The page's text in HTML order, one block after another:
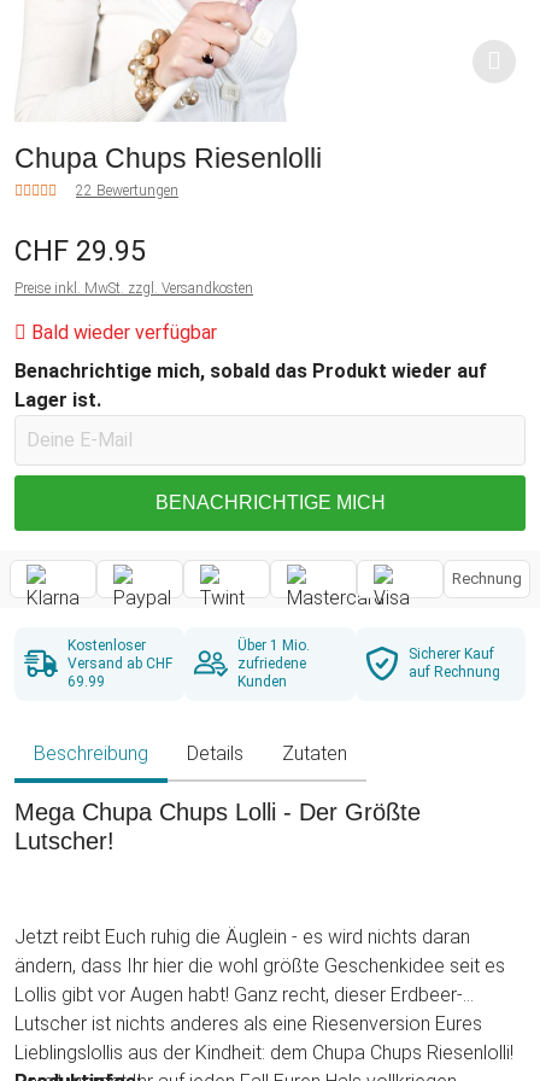
Chupa Chups Riesenlolli
22 Bewertungen
CHF 29.95
Preise inkl. MwSt. zzgl. Versandkosten
Bald wieder verfügbar
Benachrichtige mich, sobald das Produkt wieder auf
Lager ist.
BENACHRICHTIGE MICH
Rechnung
Kostenloser
Versand ab CHF
69.99
Über 1 Mio.
zufriedene
Kunden
Sicherer Kauf
auf Rechnung
Beschreibung Details Zutaten
Mega Chupa Chups Lolli - Der Größte
Lutscher!
Jetzt reibt Euch ruhig die Äuglein - es wird nichts daran
ändern, dass Ihr hier die wohl größte Geschenkidee seit es
Lollis gibt vor Augen habt! Ganz recht, dieser Erdbeer-
Lutscher ist nichts anderes als eine Riesenversion Eures
Lieblingslollis aus der Kindheit: dem Chupa Chups Riesenlolli!